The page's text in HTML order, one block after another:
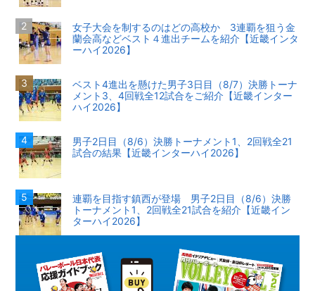
女子大会を制するのはどの高校か 3連覇を狙う金
蘭会高などベスト４進出チームを紹介【近畿インタ
ーハイ2026】
ベスト4進出を懸けた男子3日目（8/7）決勝トーナ
メント3、4回戦全12試合をご紹介【近畿インター
ハイ2026】
男子2日目（8/6）決勝トーナメント1、2回戦全21
試合の結果【近畿インターハイ2026】
連覇を目指す鎮西が登場 男子2日目（8/6）決勝
トーナメント1、2回戦全21試合を紹介【近畿イン
ターハイ2026】